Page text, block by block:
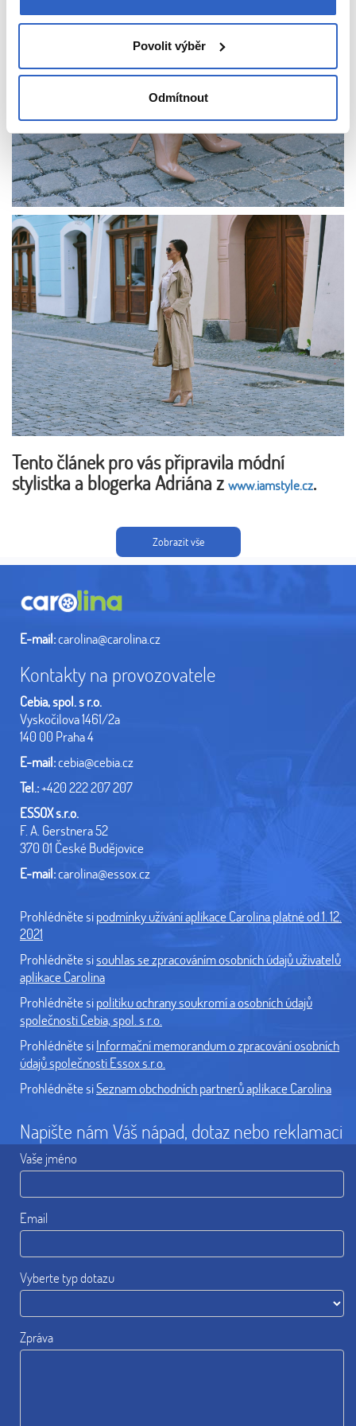
Povolit výběr
Odmítnout
Tento článek pro vás připravila módní
stylistka a blogerka Adriána z www.iamstyle.cz.
Zobrazit vše
E-mail:carolina@carolina.cz
Kontakty na provozovatele
Cebia, spol. s r.o.
Vyskočilova 1461/2a
140 00 Praha 4
E-mail:cebia@cebia.cz
Tel.:+420 222 207 207
ESSOX s.r.o.
F. A. Gerstnera 52
370 01 České Budějovice
E-mail:carolina@essox.cz
Prohlédněte sipodmínky užívání aplikace Carolina platné od 1. 12.
2021
Prohlédněte sisouhlas se zpracováním osobních údajů uživatelů
aplikace Carolina
Prohlédněte sipolitiku ochrany soukromí a osobních údajů
společnosti Cebia, spol. s r.o.
Prohlédněte siInformační memorandum o zpracování osobních
údajů společnosti Essox s.r.o.
Prohlédněte siSeznam obchodních partnerů aplikace Carolina
Napište nám Váš nápad, dotaz nebo reklamaci
Vaše jméno
Email
Vyberte typ dotazu
Zpráva